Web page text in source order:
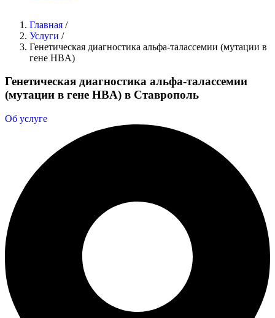
Главная /
Услуги /
Генетическая диагностика альфа-талассемии (мутации в
гене HBA)
Генетическая диагностика альфа-талассемии
(мутации в гене HBA) в Ставрополь
Об услуге